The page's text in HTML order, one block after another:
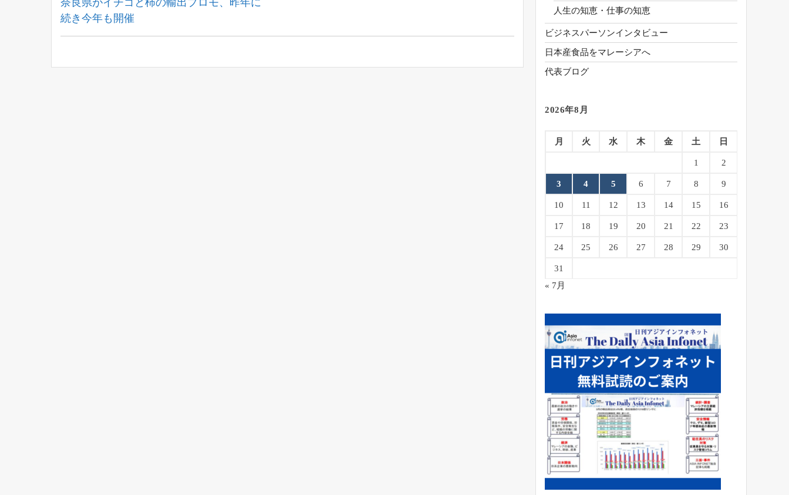
稿
ナ
ビ
Post:
続き今年も開催
人生の知恵・仕事の知恵
ビジネスパーソンインタビュー
日本産食品をマレーシアへ
代表ブログ
2026年8月
月 火 水 木 金 土 日
1 2
3 4 5 6 7 8 9
10 11 12 13 14 15 16
17 18 19 20 21 22 23
24 25 26 27 28 29 30
31
« 7月